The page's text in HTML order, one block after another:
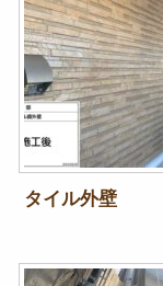
タイル外壁